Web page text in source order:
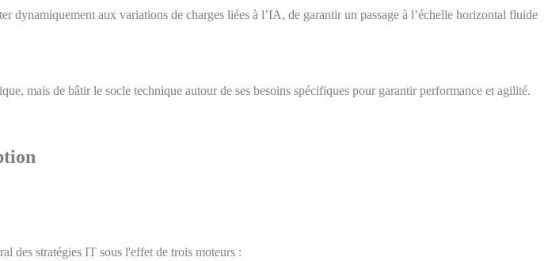
dynamiquement aux variations de charges liées à l’IA, de garantir un passage à l’échelle horizontal fluide
mais de bâtir le socle technique autour de ses besoins spécifiques pour garantir performance et agilité.
des stratégies IT sous l'effet de trois moteurs :